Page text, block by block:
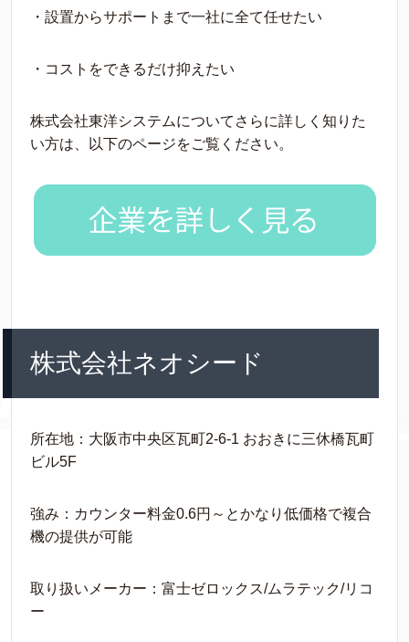
・設置からサポートまで一社に全て任せたい
・コストをできるだけ抑えたい
株式会社東洋システムについてさらに詳しく知りた
い方は、以下のページをご覧ください。
株式会社ネオシード
所在地：大阪市中央区瓦町2-6-1 おおきに三休橋瓦町
ビル5F
強み：カウンター料金0.6円～とかなり低価格で複合
機の提供が可能
取り扱いメーカー：富士ゼロックス/ムラテック/リコ
ー